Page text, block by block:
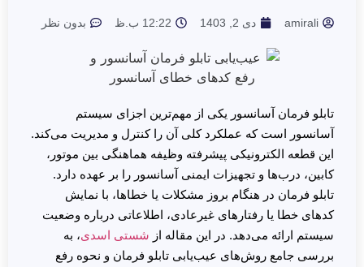
amirali دی 2, 1403 12:22 ب.ظ بدون نظر
تابلو فرمان آسانسور یکی از مهم‌ترین اجزای سیستم
آسانسور است که عملکرد کلی آن را کنترل و مدیریت می‌کند.
این قطعه الکترونیکی پیشرفته وظیفه هماهنگی بین موتور،
کابین، درب‌ها و تجهیزات ایمنی آسانسور را بر عهده دارد.
تابلو فرمان در هنگام بروز مشکلات یا خطاها، با نمایش
کدهای خطا یا رفتارهای غیرعادی، اطلاعاتی درباره وضعیت
سیستم ارائه می‌دهد. در این مقاله از شستی اسدی، به
بررسی جامع روش‌های عیب‌یابی تابلو فرمان و نحوه رفع